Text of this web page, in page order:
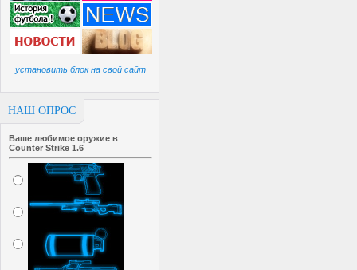
установить блок на свой сайт
НАШ ОПРОС
Ваше любимое оружие в
Counter Strike 1.6